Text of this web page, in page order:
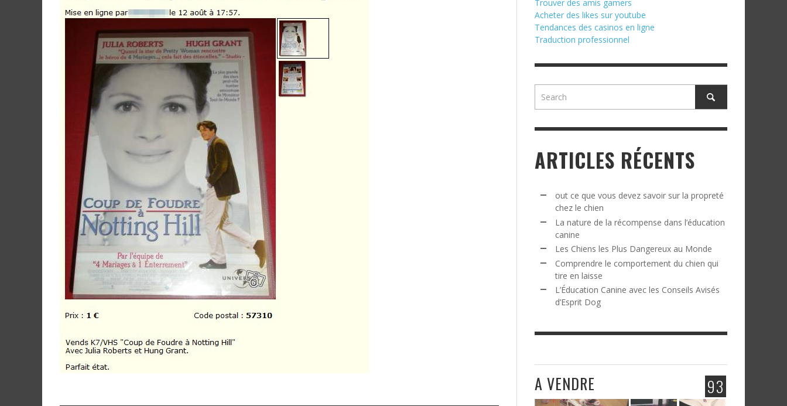
Trouver des amis gamers
Acheter des likes sur youtube
Tendances des casinos en ligne
Traduction professionnel
ARTICLES RÉCENTS
out ce que vous devez savoir sur la propreté
chez le chien
La nature de la récompense dans l’éducation
canine
Les Chiens les Plus Dangereux au Monde
Comprendre le comportement du chien qui
tire en laisse
L’Éducation Canine avec les Conseils Avisés
d’Esprit Dog
93
A VENDRE